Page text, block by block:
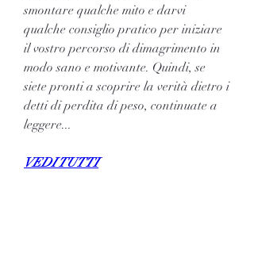
smontare qualche mito e darvi
qualche consiglio pratico per iniziare
il vostro percorso di dimagrimento in
modo sano e motivante. Quindi, se
siete pronti a scoprire la verità dietro i
detti di perdita di peso, continuate a
leggere...
VEDI TUTTI